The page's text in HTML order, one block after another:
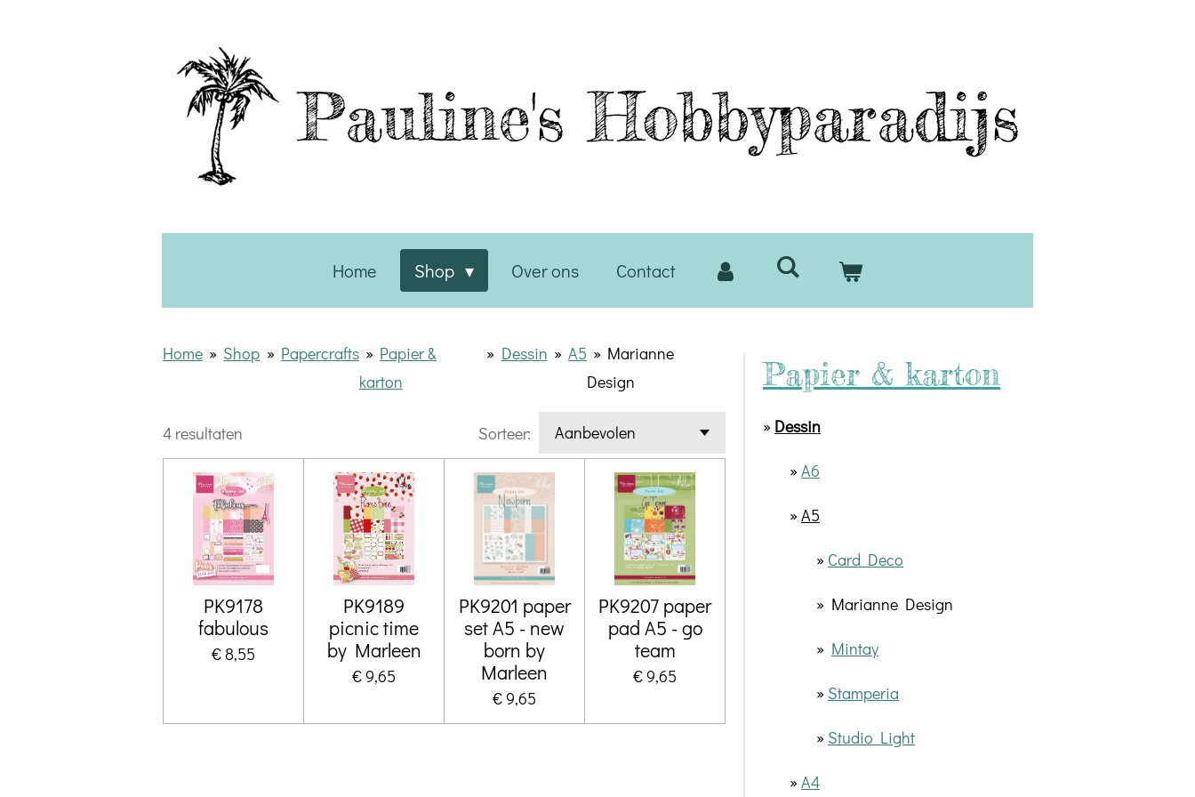
Pauline'sHobbyparadijs
Home Shop Over ons Contact
Home » Shop » Papercrafts » Papier &
karton
» Dessin » A5 » Marianne
Design
4 resultaten Sorteer:
PK9178
fabulous
€ 8,55
PK9189
picnic time
by Marleen
€ 9,65
PK9201 paper
set A5 - new
born by
Marleen
€ 9,65
PK9207 paper
pad A5 - go
team
€ 9,65
Papier & karton
» Dessin
»A6
»A5
» Card Deco
» Marianne Design
» Mintay
» Stamperia
» Studio Light
»A4